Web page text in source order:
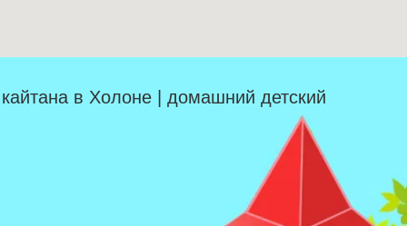
в Холоне | домашний детский